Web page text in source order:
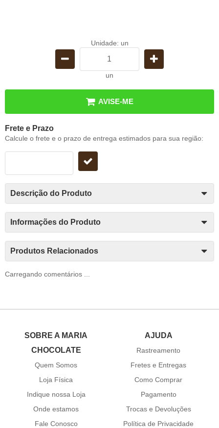
Unidade: un
un
AVISE-ME
Frete e Prazo
Calcule o frete e o prazo de entrega estimados para sua região:
Descrição do Produto
Informações do Produto
Produtos Relacionados
Carregando comentários ...
SOBRE A MARIA
CHOCOLATE
Quem Somos
Loja Física
Indique nossa Loja
Onde estamos
Fale Conosco
AJUDA
Rastreamento
Fretes e Entregas
Como Comprar
Pagamento
Trocas e Devoluções
Política de Privacidade